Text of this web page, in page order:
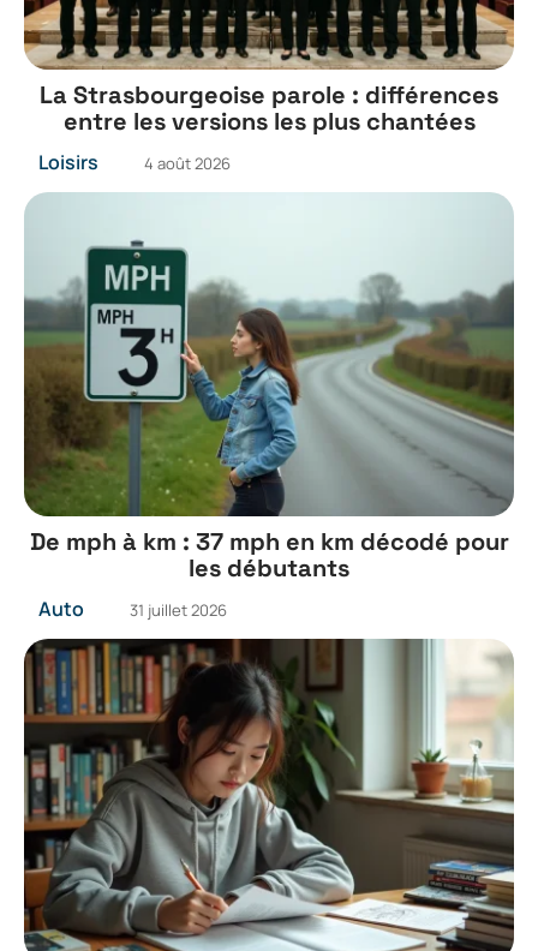
La Strasbourgeoise parole : différences
entre les versions les plus chantées
Loisirs 4 août 2026
De mph à km : 37 mph en km décodé pour
les débutants
Auto 31 juillet 2026